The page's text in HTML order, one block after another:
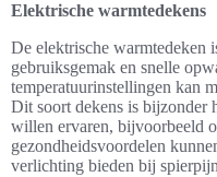
Elektrische warmtedekens
De elektrische warmtedeken
gebruiksgemak en snelle
temperatuurinstellingen kan
Dit soort dekens is bijzonder
willen ervaren, bijvoorbeeld
gezondheidsvoordelen
verlichting bieden bij